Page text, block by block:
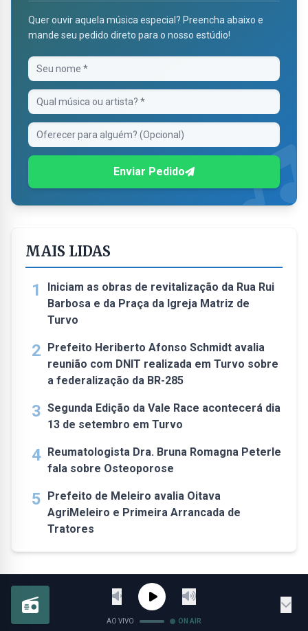
Quer ouvir aquela música especial? Preencha abaixo e
mande seu pedido direto para o nosso estúdio!
Enviar Pedido
MAIS LIDAS
1
Iniciam as obras de revitalização da Rua Rui
Barbosa e da Praça da Igreja Matriz de
Turvo
2 Prefeito Heriberto Afonso Schmidt avalia
reunião com DNIT realizada em Turvo sobre
a federalização da BR-285
3 Segunda Edição da Vale Race acontecerá dia
13 de setembro em Turvo
4 Reumatologista Dra. Bruna Romagna Peterle
fala sobre Osteoporose
5 Prefeito de Meleiro avalia Oitava
AgriMeleiro e Primeira Arrancada de
Tratores
AO VIVO ON AIR